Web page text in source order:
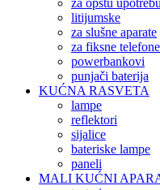
za opštu upotrebu
litijumske
za slušne aparate
za fiksne telefone
powerbankovi
punjači baterija
KUĆNA RASVETA
lampe
reflektori
sijalice
bateriske lampe
paneli
MALI KUĆNI